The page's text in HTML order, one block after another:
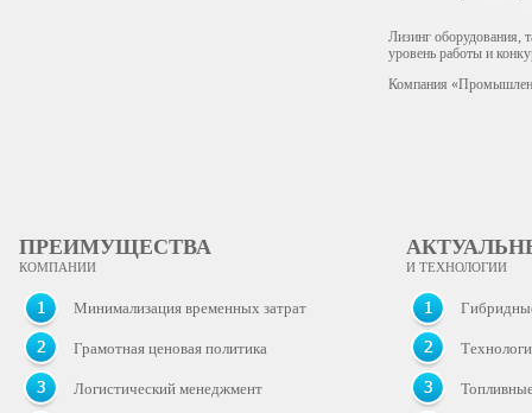
Лизинг оборудования,
уровень работы и
Компания
ПРЕИМУЩЕСТВА
КОМПАНИИ
Минимализация временных затрат
Грамотная ценовая политика
Логистический менеджмент
И ТЕХНОЛОГИИ